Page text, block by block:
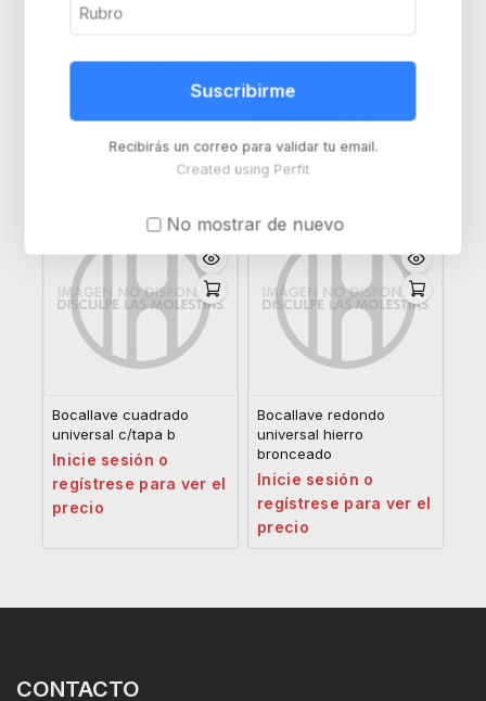
regístrese para ver el
platil
Inicie sesión o
regístrese para ver el
precio
Bocallave cuadrado
universal c/tapa b
Inicie sesión o
regístrese para ver el
precio
Bocallave redondo
universal hierro
bronceado
Inicie sesión o
regístrese para ver el
precio
CONTACTO
Suscribirme
Recibirás un correo para validar tu email.
Created using Perfit
No mostrar de nuevo